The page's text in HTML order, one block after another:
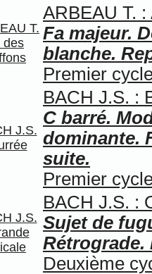
ARBEAU T.
Fa majeur.
blanche.
Premier
BACH J.S. :
C barré.
dominante.
suite.
Premier
BACH J.S. :
Sujet de
Rétrograde.
Deuxième